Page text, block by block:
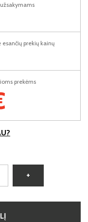
prekėms
prekių kainų
+